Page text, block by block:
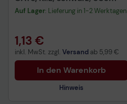
Auf Lager: Lieferung in 1-2 Werktagen
1,13 €
inkl. MwSt. zzgl. Versand ab 5,99 €
In den Warenkorb
Hinweis